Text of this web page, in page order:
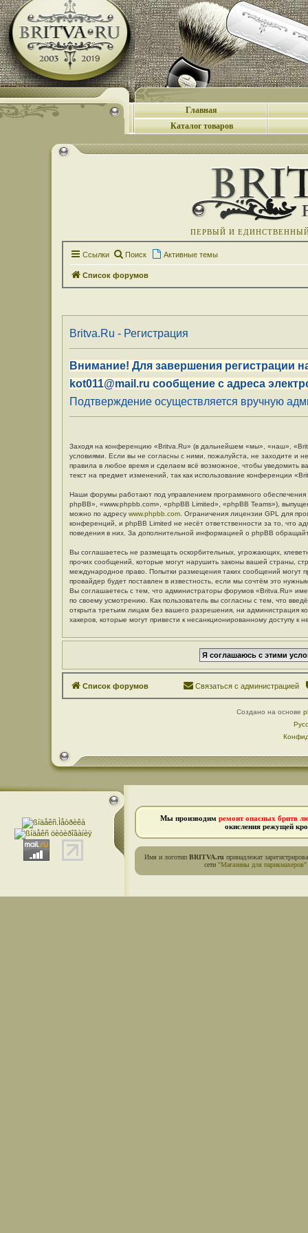
Главная
Каталог товаров
ПЕРВЫЙ И
Ссылки Поиск Активные темы
Список форумов
Britva.Ru - Регистрация
Внимание! Для завершения регистрации
kot011@mail.ru сообщение с адреса
Подтверждение осуществляется вручную
Заходя на конференцию «Britva.Ru» (в дальнейшем «мы», «наш»,
условиями. Если вы не согласны с ними, пожалуйста, не заходите и
правила в любое время и сделаем всё возможное, чтобы уведомить
текст на предмет изменений, так как использование конференции
Наши форумы работают под управлением программного
phpBB», «www.phpbb.com», «phpBB Limited», «phpBB Teams»),
можно по адресу www.phpbb.com . Ограничения лицензии GPL для
конференций, и phpBB Limited не несёт ответственности за то, что
поведения в них. За дополнительной информацией о phpBB
Вы соглашаетесь не размещать оскорбительных, угрожающих,
прочих сообщений, которые могут нарушить законы вашей страны,
международное право. Попытки размещения таких сообщений
провайдер будет поставлен в известность, если мы сочтём это
Вы соглашаетесь с тем, что администраторы форумов «Britva.Ru»
по своему усмотрению. Как пользователь вы согласны с тем, что
открыта третьим лицам без вашего разрешения, ни администрация
хакеров, которые могут привести к несанкционированному доступу к
Список форумов Связаться с администрацией
Создано на основе
Мы производим ремонт опасных бритв
окисления режущей
Имя и логотип BRITVA.ru принадлежат
сети "Магазины для парикмахеров"